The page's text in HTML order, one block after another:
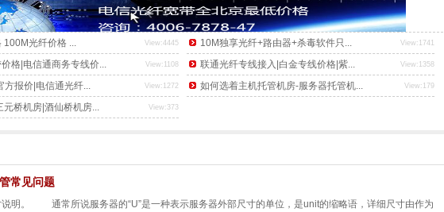
View:4445
100M光纤价格 ... View:1741
10M独享光纤+路由器+杀毒软件只...
View:1108
格|电信通商务专线价... View:1358
联通光纤专线接入|白金专线价格|紫...
View:1272
方报价|电信通光纤... View:179
如何选着主机托管机房-服务器托管机...
View:373
元桥机房|酒仙桥机房...
常见问题
说明。 通常所说服务器的“U”是一种表示服务器外部尺寸的单位，是unit的缩略语，详细尺寸由作为